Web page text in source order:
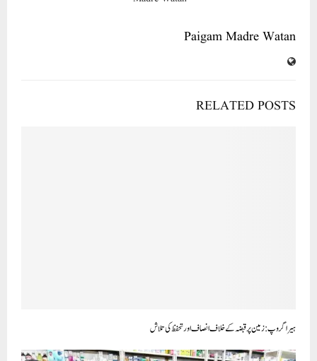
Paigam Madre Watan
RELATED POSTS
ہیرا گروپ: زمین پر قبضہ کے خلاف انصاف اور تحفظ کی تلاش